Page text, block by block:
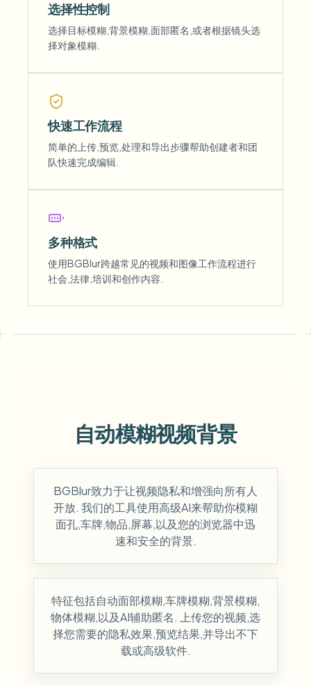
选择性控制
选择目标模糊,背景模糊,面部匿名,或者根据镜头选
择对象模糊.
快速工作流程
简单的上传,预览,处理和导出步骤帮助创建者和团
队快速完成编辑.
多种格式
使用BGBlur跨越常见的视频和图像工作流程进行
社会,法律,培训和创作内容.
自动模糊视频背景
BGBlur致力于让视频隐私和增强向所有人
开放. 我们的工具使用高级AI来帮助你模糊
面孔,车牌,物品,屏幕,以及您的浏览器中迅
速和安全的背景.
特征包括自动面部模糊,车牌模糊,背景模糊,
物体模糊,以及AI辅助匿名. 上传您的视频,选
择您需要的隐私效果,预览结果,并导出不下
载或高级软件.